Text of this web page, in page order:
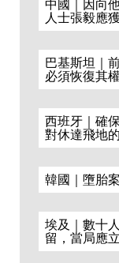
中國｜因向
人士張毅應
巴基斯坦｜
必須恢復其
西班牙｜確
對休達飛地
韓國｜墮胎
埃及｜數十
留，當局應